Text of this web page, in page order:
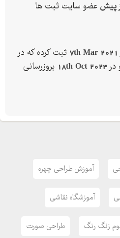
عضو سایت ثبت ها
7th Mar 2021 ثبت کرده که در
در 18th Oct 2024 بروزرسانی
آموزش طراحی چهره
آموزشگاه نقاشی
زنگ رنگ طراحی صورت